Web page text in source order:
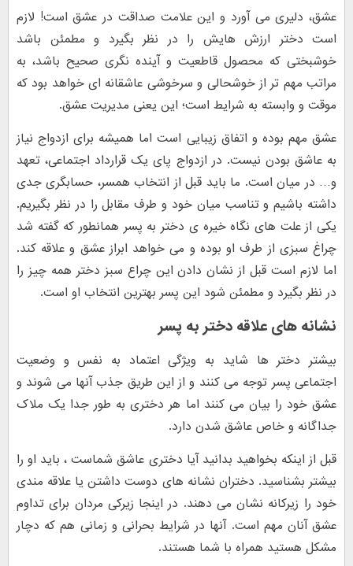
عشق، دلیری می آورد و این علامت صداقت در عشق است! لازم
است دختر ارزش هایش را در نظر بگیرد و مطمئن باشد
خوشبختی که محصول قاطعیت و آینده نگری صحیح باشد، به
مراتب مهم تر از خوشحالی و سرخوشی عاشقانه ای خواهد بود که
موقت و وابسته به شرایط است؛ این یعنی مدیریت عشق.
عشق مهم بوده و اتفاق زیبایی است اما همیشه برای ازدواج نیاز
به عاشق بودن نیست. در ازدواج پای یک قرارداد اجتماعی، تعهد
و… در میان است. ما باید قبل از انتخاب همسر، حسابگری جدی
داشته باشیم و تناسب میان خود و طرف مقابل را در نظر بگیریم.
یکی از علت های نگاه خیره ی دختر به پسر همانطور که گفته شد
چراغ سبزی از طرف او بوده و می خواهد ابراز عشق و علاقه کند.
اما لازم است قبل از نشان دادن این چراع سبز دختر همه چیز را
در نظر بگیرد و مطمئن شود این پسر بهترین انتخاب او است.
نشانه های علاقه دختر به پسر
بیشتر دختر ها شاید به ویژگی اعتماد به نفس و وضعیت
اجتماعی پسر توجه می کنند و از این طریق جذب آنها می شوند و
عشق خود را بیان می کنند اما هر دختری به طور جدا یک ملاک
جداگانه و خاص عاشق شدن دارد.
قبل از اینکه بخواهید بدانید آیا دختری عاشق شماست ، باید او را
بیشتر بشناسید. دختران نشانه های دوست داشتن یا علاقه مندی
خود را زیرکانه نشان می دهند. در اینجا زیرکی مردان برای تداوم
عشق آنان مهم است. آنها در شرایط بحرانی و زمانی هم که دچار
مشکل هستید همراه با شما هستند.